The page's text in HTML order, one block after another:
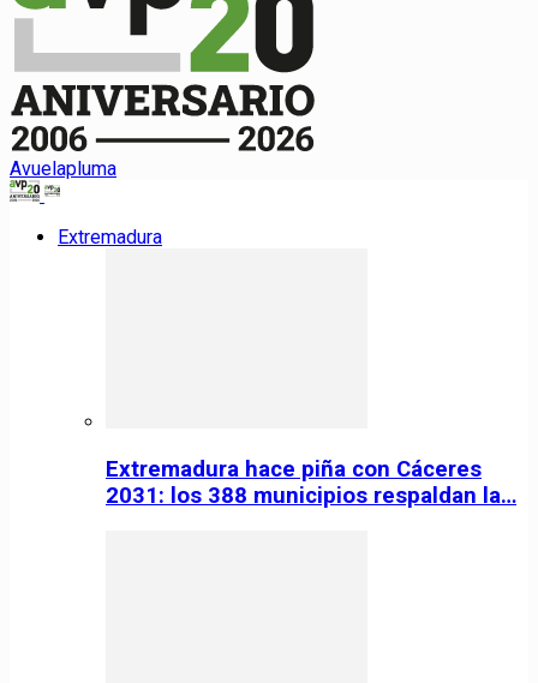
Avuelapluma
Extremadura
Extremadura hace piña con Cáceres
2031: los 388 municipios respaldan la…